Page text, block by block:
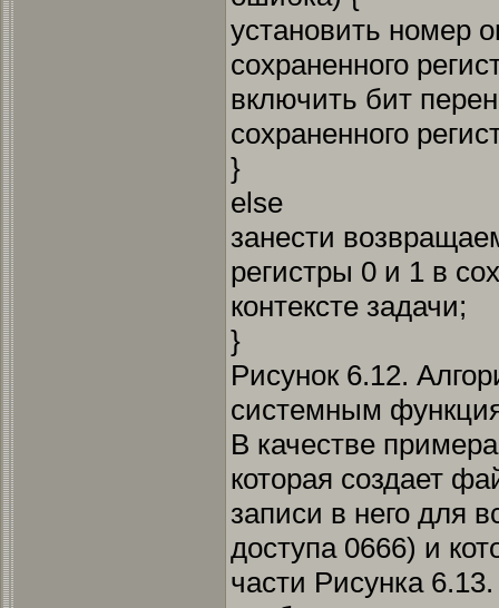
установить номер
сохраненного
включить бит
сохраненного
}
else
занести
регистры 0 и 1 в
контексте задачи;
}
Рисунок 6.12.
системным
В качестве
которая создает
записи в него для
доступа 0666) и
части Рисунка